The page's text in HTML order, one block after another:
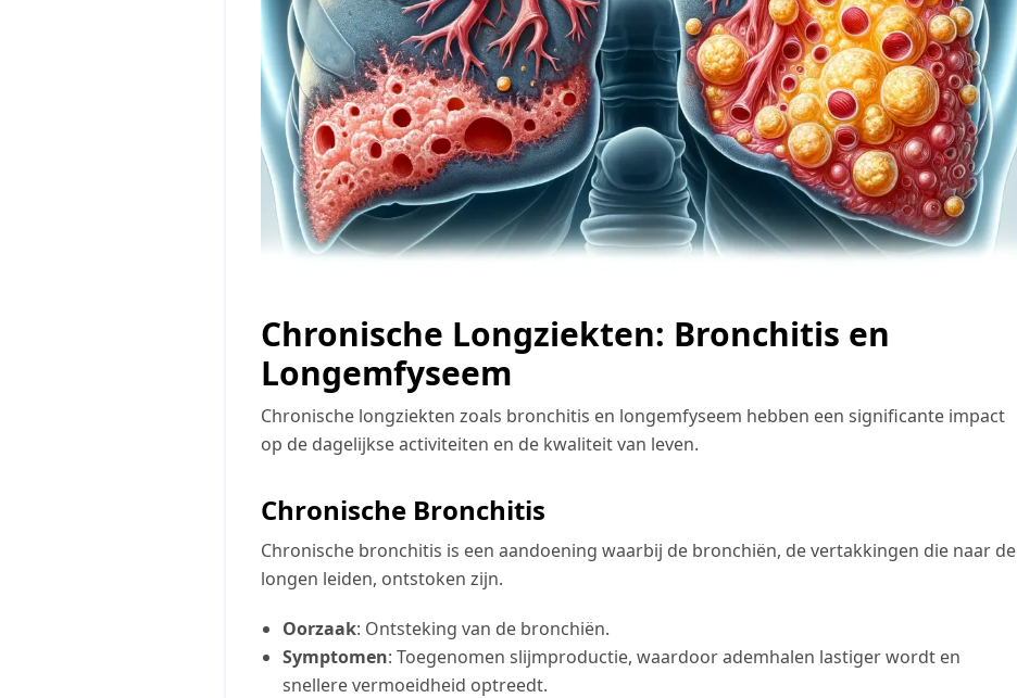
Chronische Longziekten: Bronchitis en
Longemfyseem
Chronische longziekten zoals bronchitis en longemfyseem hebben een significante impact
op de dagelijkse activiteiten en de kwaliteit van leven.
Chronische Bronchitis
Chronische bronchitis is een aandoening waarbij de bronchiën, de vertakkingen die naar de
longen leiden, ontstoken zijn.
Oorzaak: Ontsteking van de bronchiën.
Symptomen: Toegenomen slijmproductie, waardoor ademhalen lastiger wordt en
snellere vermoeidheid optreedt.